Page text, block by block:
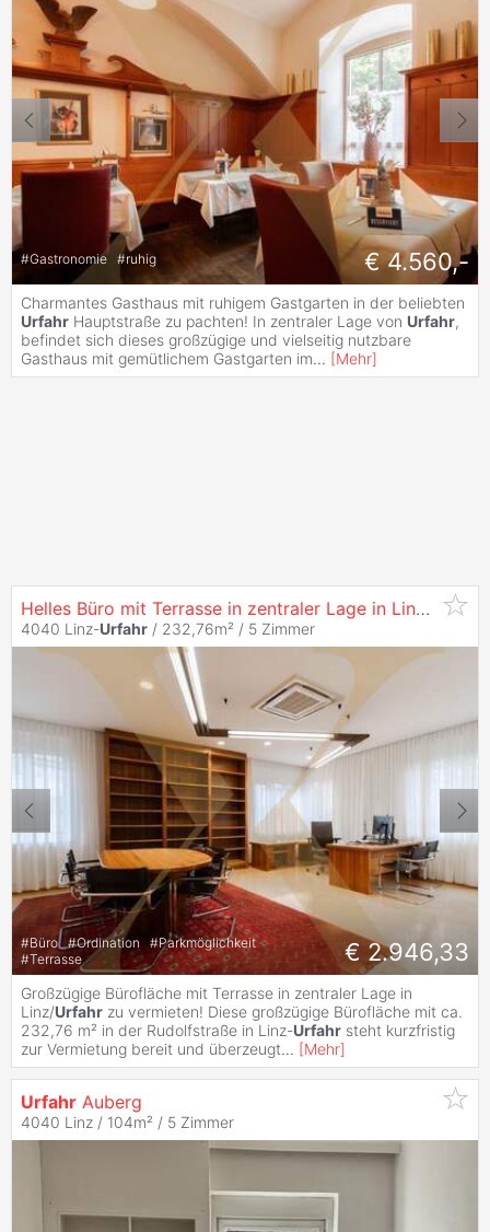
#Gastronomie #ruhig € 4.560,-
Charmantes Gasthaus mit ruhigem Gastgarten in der beliebten
Urfahr Hauptstraße zu pachten! In zentraler Lage von Urfahr,
befindet sich dieses großzügige und vielseitig nutzbare
Gasthaus mit gemütlichem Gastgarten im... [Mehr]
Helles Büro mit Terrasse in zentraler Lage in Linz/ Urfahr
4040 Linz-Urfahr / 232,76m² / 5 Zimmer
#Büro #Ordination #Parkmöglichkeit
#Terrasse € 2.946,33
Großzügige Bürofläche mit Terrasse in zentraler Lage in
Linz/Urfahr zu vermieten! Diese großzügige Bürofläche mit ca.
232,76 m² in der Rudolfstraße in Linz-Urfahr steht kurzfristig
zur Vermietung bereit und überzeugt... [Mehr]
Urfahr Auberg
4040 Linz / 104m² / 5 Zimmer